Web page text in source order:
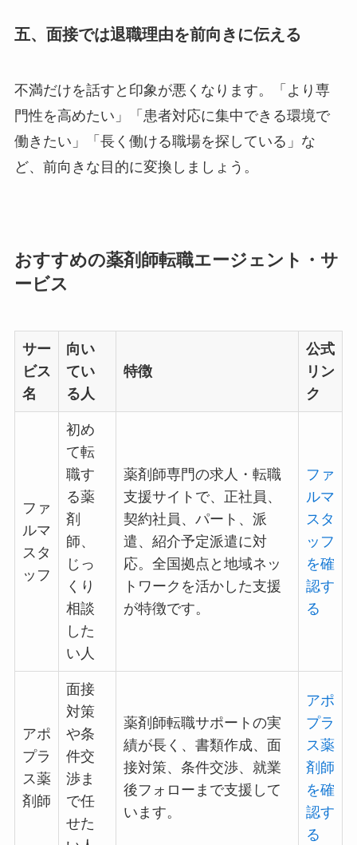
五、面接では退職理由を前向きに伝える
不満だけを話すと印象が悪くなります。「より専
門性を高めたい」「患者対応に集中できる環境で
働きたい」「長く働ける職場を探している」な
ど、前向きな目的に変換しましょう。
おすすめの薬剤師転職エージェント・サ
ービス
サー
ビス
名
向い
てい
る人
特徴
公式
リン
ク
ファ
ルマ
スタ
ッフ
初め
て転
職す
る薬
剤
師、
じっ
くり
相談
した
い人
薬剤師専門の求人・転職
支援サイトで、正社員、
契約社員、パート、派
遣、紹介予定派遣に対
応。全国拠点と地域ネッ
トワークを活かした支援
が特徴です。
ファ
ルマ
スタ
ッフ
を確
認す
る
アポ
プラ
ス薬
剤師
面接
対策
や条
件交
渉ま
で任
せた
薬剤師転職サポートの実
績が長く、書類作成、面
接対策、条件交渉、就業
後フォローまで支援して
います。
アポ
プラ
ス薬
剤師
を確
認す
る